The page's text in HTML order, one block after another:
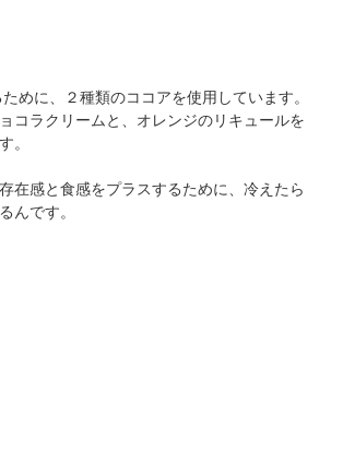
めに、２種類のココアを使用しています。
コラクリームと、オレンジのリキュールを
。
在感と食感をプラスするために、冷えたら
んです。